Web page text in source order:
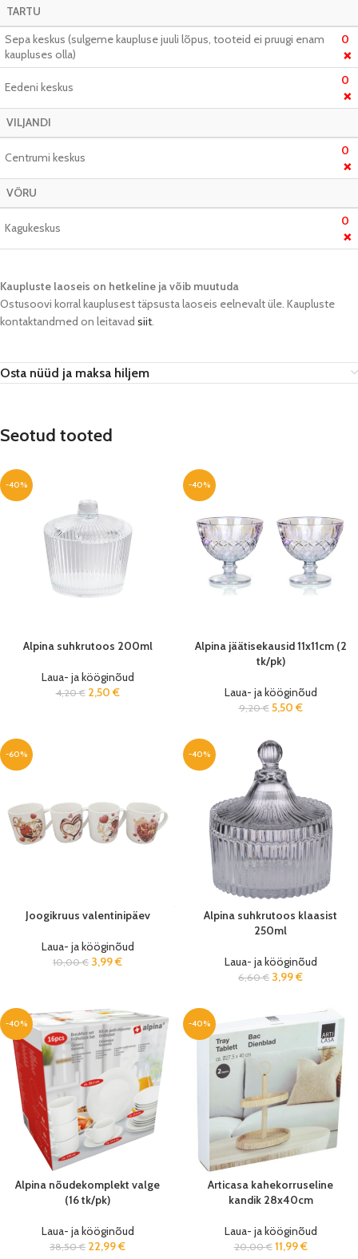
TARTU
Sepa keskus (sulgeme kaupluse juuli lõpus, tooteid ei pruugi enam
kaupluses olla)
0
❌
Eedeni keskus 0
❌
VILJANDI
Centrumi keskus 0
❌
VÕRU
Kagukeskus 0
❌
Kaupluste laoseis on hetkeline ja võib muutuda​
Ostusoovi korral kauplusest täpsusta laoseis eelnevalt üle. Kaupluste
kontaktandmed on leitavad siit.
Osta nüüd ja maksa hiljem
Seotud tooted
-40%
Alpina suhkrutoos 200ml
Laua- ja kööginõud
4,20€ 2,50 €
-40%
Alpina jäätisekausid 11x11cm (2
tk/pk)
Laua- ja kööginõud
9,20€ 5,50 €
-60%
Joogikruus valentinipäev
Laua- ja kööginõud
10,00€ 3,99€
-40%
Alpina suhkrutoos klaasist
250ml
Laua- ja kööginõud
6,60€ 3,99€
-40%
Alpina nõudekomplekt valge
(16 tk/pk)
Laua- ja kööginõud
38,50€ 22,99€
-40%
Articasa kahekorruseline
kandik 28x40cm
Laua- ja kööginõud
20,00€ 11,99€